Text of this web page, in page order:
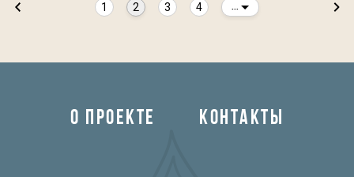
1 2 3 4
О ПРОЕКТЕ КОНТАКТЫ